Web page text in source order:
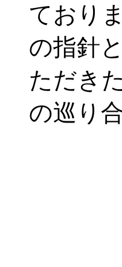
ており
の指針
ただき
の巡り